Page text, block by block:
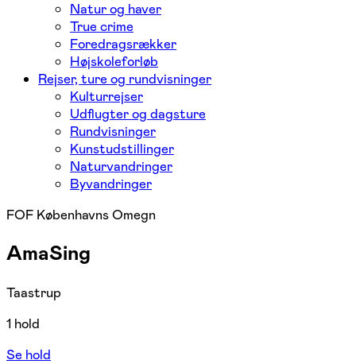
Natur og haver
True crime
Foredragsrækker
Højskoleforløb
Rejser, ture og rundvisninger
Kulturrejser
Udflugter og dagsture
Rundvisninger
Kunstudstillinger
Naturvandringer
Byvandringer
FOF Københavns Omegn
AmaSing
Taastrup
1 hold
Se hold